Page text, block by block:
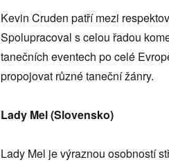
Kevin Cruden patří mezi
Spolupracoval s celou řadou
tanečních eventech po celé
propojovat různé taneční žánry.
Lady Mel (Slovensko)
Lady Mel je výraznou osobností